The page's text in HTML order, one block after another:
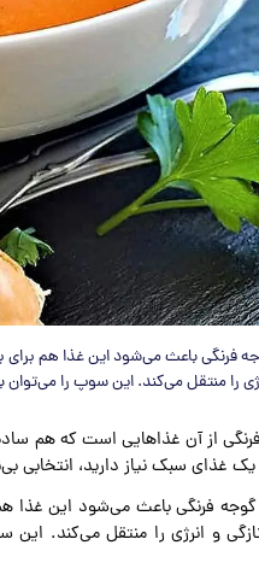
باعث می‌شود این غذا هم برای
را منتقل می‌کند. این سوپ را
از آن غذاهایی است که هم
یک غذای سبک نیاز دارید،
فرنگی باعث می‌شود این غذا هم
و انرژی را منتقل می‌کند.